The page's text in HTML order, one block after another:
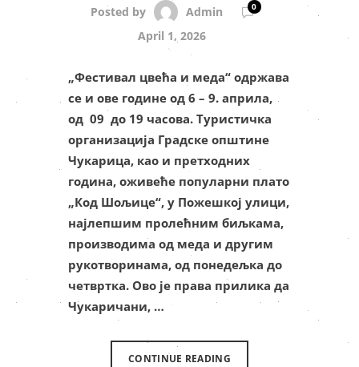
Posted by Admin 0
April 1, 2026
„Фестивал цвећа и меда“ одржава
се и ове године од 6 – 9. априла,
од 09 до 19 часова. Туристичка
организација Градске општине
Чукарица, као и претходних
година, оживеће популарни плато
„Код Шољице“, у Пожешкој улици,
најлепшим пролећним биљкама,
производима од меда и другим
рукотворинама, од понедељка до
четвртка. Ово је права прилика да
Чукаричани, …
CONTINUE READING